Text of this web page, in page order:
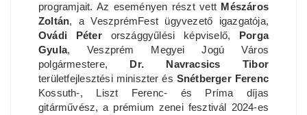
programjait. Az eseményen részt vett Mészáros
Zoltán, a VeszprémFest ügyvezető igazgatója,
Ovádi Péterországgyűlési képviselő, Porga
Gyula, Veszprém Megyei Jogú Város
polgármestere, Dr. Navracsics Tibor
területfejlesztési miniszter és Snétberger Ferenc
Kossuth-, Liszt Ferenc- és Príma díjas
gitárművész, a prémium zenei fesztivál 2024-es